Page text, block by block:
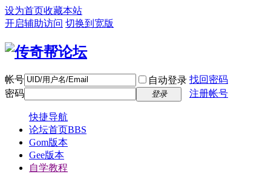
设为首页收藏本站
开启辅助访问 切换到宽版
帐号 自动登录 找回密码
密码
登录 注册帐号
快捷导航
论坛首页BBS
Gom版本
Gee版本
自学教程